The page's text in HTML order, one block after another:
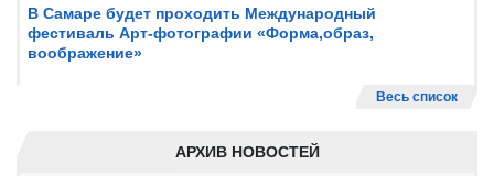
В Самаре будет проходить Международный
фестиваль Арт-фотографии «Форма,образ,
воображение»
Весь список
АРХИВ НОВОСТЕЙ